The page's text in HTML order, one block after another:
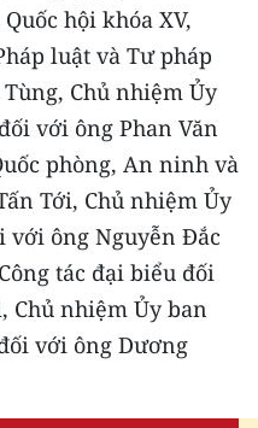
hội khóa XV,
luật và Tư pháp
Chủ nhiệm Ủy
với ông Phan Văn
phòng, An ninh và
Tới, Chủ nhiệm Ủy
với ông Nguyễn Đắc
tác đại biểu đối
Chủ nhiệm Ủy ban
với ông Dương